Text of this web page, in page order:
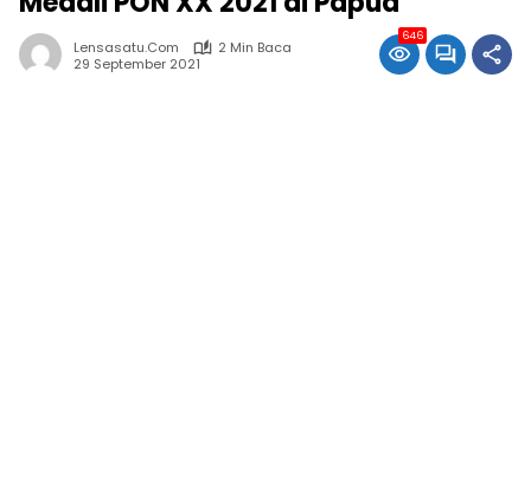
Lensasatu.com
2 Min Baca
29 September 2021
646